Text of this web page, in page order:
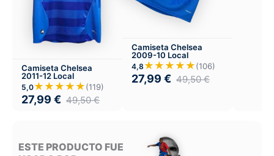
Camiseta Chelsea
2011-12 Local
5,0★★★★★(119)
27,99 € 49,50€
Camiseta Chelsea
2009-10 Local
4,8 ★★★★★(106)
27,99 € 49,50€
ESTE PRODUCTO FUE